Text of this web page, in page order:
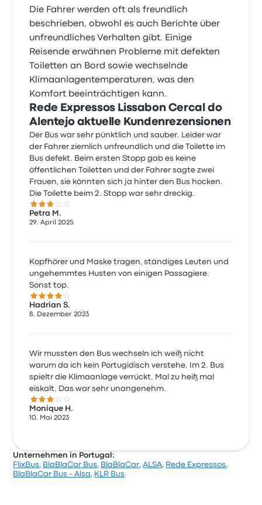
Die Fahrer werden oft als freundlich
beschrieben, obwohl es auch Berichte über
unfreundliches Verhalten gibt. Einige
Reisende erwähnen Probleme mit defekten
Toiletten an Bord sowie wechselnde
Klimaanlagentemperaturen, was den
Komfort beeinträchtigen kann.
Rede Expressos Lissabon Cercal do
Alentejo aktuelle Kundenrezensionen
Der Bus war sehr pünktlich und sauber. Leider war
der Fahrer ziemlich unfreundlich und die Toilette im
Bus defekt. Beim ersten Stopp gab es keine
öffentlichen Toiletten und der Fahrer sagte zwei
Frauen, sie könnten sich ja hinter den Bus hocken.
Die Toilette beim 2. Stopp war sehr dreckig.
3.0 von 5 Sternen
Petra M.
29. April 2025
Kopfhörer und Maske tragen, ständiges Leuten und
ungehemmtes Husten von einigen Passagiere.
Sonst top.
4.0 von 5 Sternen
Hadrian S.
8. Dezember 2023
Wir mussten den Bus wechseln ich weiß nicht
warum da ich kein Portugidisch verstehe. Im 2. Bus
spieltr die Klimaanlage verrückt. Mal zu heiß mal
eiskalt. Das war sehr unangenehm.
3.0 von 5 Sternen
Monique H.
10. Mai 2023
Unternehmen in Portugal:
FlixBus, BlaBlaCar Bus, BlaBlaCar,ALSA, Rede Expressos,
BlaBlaCar Bus - Alsa, KLR Bus